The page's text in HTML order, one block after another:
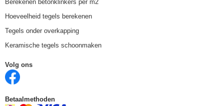
Berekenen betonklinkers per m2
Hoeveelheid tegels berekenen
Tegels onder overkapping
Keramische tegels schoonmaken
Volg ons
Betaalmethoden